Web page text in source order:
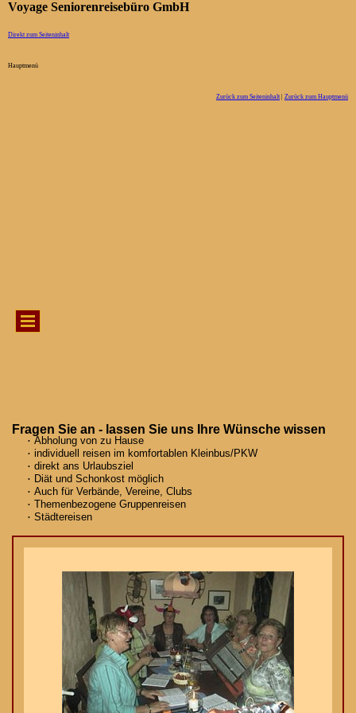
Voyage Seniorenreisebüro GmbH
Direkt zum Seiteninhalt
Hauptmenü
Zurück zum Seiteninhalt Zurück zum Hauptmenü
Fragen Sie an - lassen Sie uns Ihre Wünsche wissen
Abholung von zu Hause
individuell reisen im komfortablen Kleinbus/PKW
direkt ans Urlaubsziel
Diät und Schonkost möglich
Auch für Verbände, Vereine, Clubs
Themenbezogene Gruppenreisen
Städtereisen